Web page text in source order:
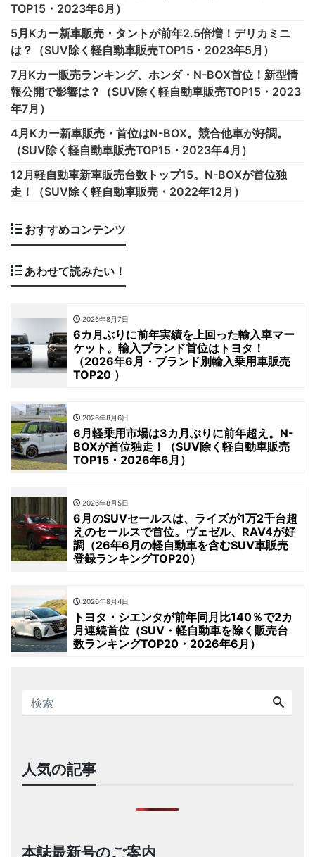
TOP15・2023年6月）
5月Kカー新車販売・タントが前年2.5倍増！デリカミニ
は？（SUV除く軽自動車販売TOP15・2023年5月）
7月Kカー販売ランキング、ホンダ・N-BOX首位！新型情
報公開で影響は？（SUV除く軽自動車販売TOP15・2023
年7月）
4月Kカー新車販売・首位はN-BOX。競合他車が好調。
（SUV除く軽自動車販売TOP15・2023年4月）
12月軽自動車新車販売台数トップ15。N-BOXが首位独
走！（SUV除く軽自動車販売・2022年12月）
おすすめコンテンツ
あわせて読みたい！
2026年8月7日
6カ月ぶりに前年実績を上回った輸入車マー
ケット。輸入ブランド首位はトヨタ！
（2026年6月・ブランド別輸入乗用車販売
TOP20 ）
2026年8月6日
6月軽乗用市場は3カ月ぶりに前年超え。N-
BOXが首位独走！（SUV除く軽自動車販売
TOP15・2026年6月）
2026年8月5日
6月のSUVセールスは、ライズが1万2千台超
えのセールスで首位。ヴェゼル、RAV4が好
調（26年6月の軽自動車を含むSUV車販売
登録ランキングTOP20）
2026年8月4日
トヨタ・シエンタが前年同月比140％で2カ
月連続首位（SUV・軽自動車を除く販売台
数ランキングTOP20・2026年6月）
人気の記事
本誌最新号のご案内